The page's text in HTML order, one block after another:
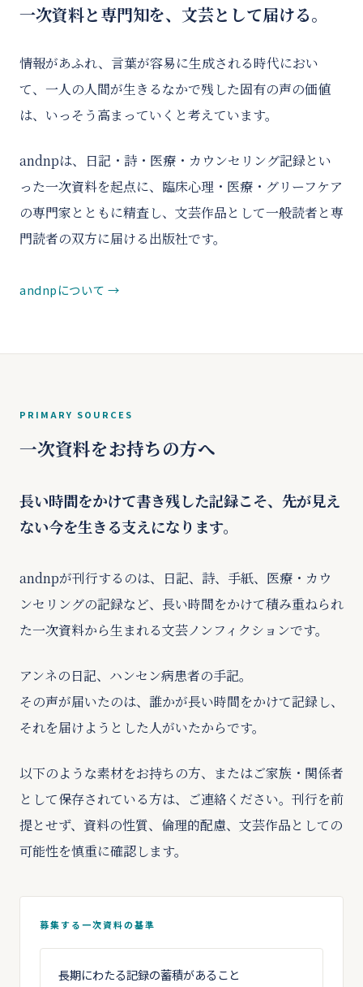
一次資料と専門知を、文芸として届ける。
情報があふれ、言葉が容易に生成される時代におい
て、一人の人間が生きるなかで残した固有の声の価値
は、いっそう高まっていくと考えています。
andnpは、日記・詩・医療・カウンセリング記録とい
った一次資料を起点に、臨床心理・医療・グリーフケア
の専門家とともに精査し、文芸作品として一般読者と専
門読者の双方に届ける出版社です。
andnpについて
PRIMARY SOURCES
一次資料をお持ちの方へ
長い時間をかけて書き残した記録こそ、先が見え
ない今を生きる支えになります。
andnpが刊行するのは、日記、詩、手紙、医療・カウ
ンセリングの記録など、長い時間をかけて積み重ねられ
た一次資料から生まれる文芸ノンフィクションです。
アンネの日記、ハンセン病患者の手記。
その声が届いたのは、誰かが長い時間をかけて記録し、
それを届けようとした人がいたからです。
以下のような素材をお持ちの方、またはご家族・関係者
として保存されている方は、ご連絡ください。刊行を前
提とせず、資料の性質、倫理的配慮、文芸作品としての
可能性を慎重に確認します。
募集する一次資料の基準
長期にわたる記録の蓄積があること